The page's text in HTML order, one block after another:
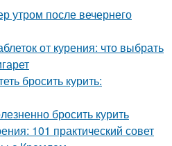
утром после вечернего
от курения: что выбрать
бросить курить:
бросить курить
101 практический совет